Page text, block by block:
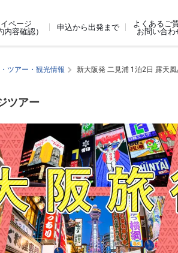
ページ
内容確認）
申込から出発まで
よくあるご
お問い合わ
ツアー・観光情報 新大阪発 二見浦 1泊2日 露天風
ツアー